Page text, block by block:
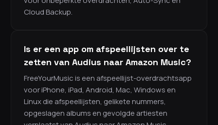
Cloud Backup.
Is er een app om afspeellijsten over te
zetten van Audius naar Amazon Music?
FreeYourMusic is een afspeellijst-overdrachtsapp
voor iPhone, iPad, Android, Mac, Windows en
Linux die afspeellijsten, gelikete nummers,
opgeslagen albums en gevolgde artiesten